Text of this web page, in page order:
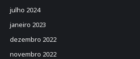
julho 2024
janeiro 2023
dezembro 2022
novembro 2022